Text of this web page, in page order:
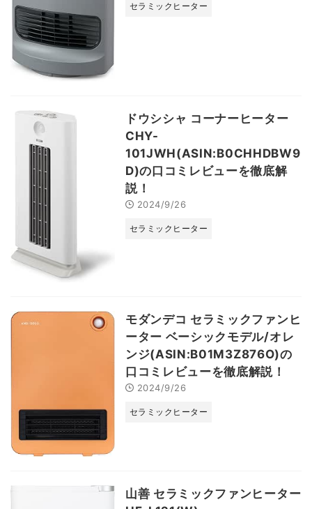
セラミックヒーター
ドウシシャ コーナーヒーター
CHY-
101JWH(ASIN:B0CHHDBW9
D)の口コミレビューを徹底解
説！
2024/9/26
セラミックヒーター
モダンデコ セラミックファンヒ
ーター ベーシックモデル/オレ
ンジ(ASIN:B01M3Z876O)の
口コミレビューを徹底解説！
2024/9/26
セラミックヒーター
山善 セラミックファンヒーター